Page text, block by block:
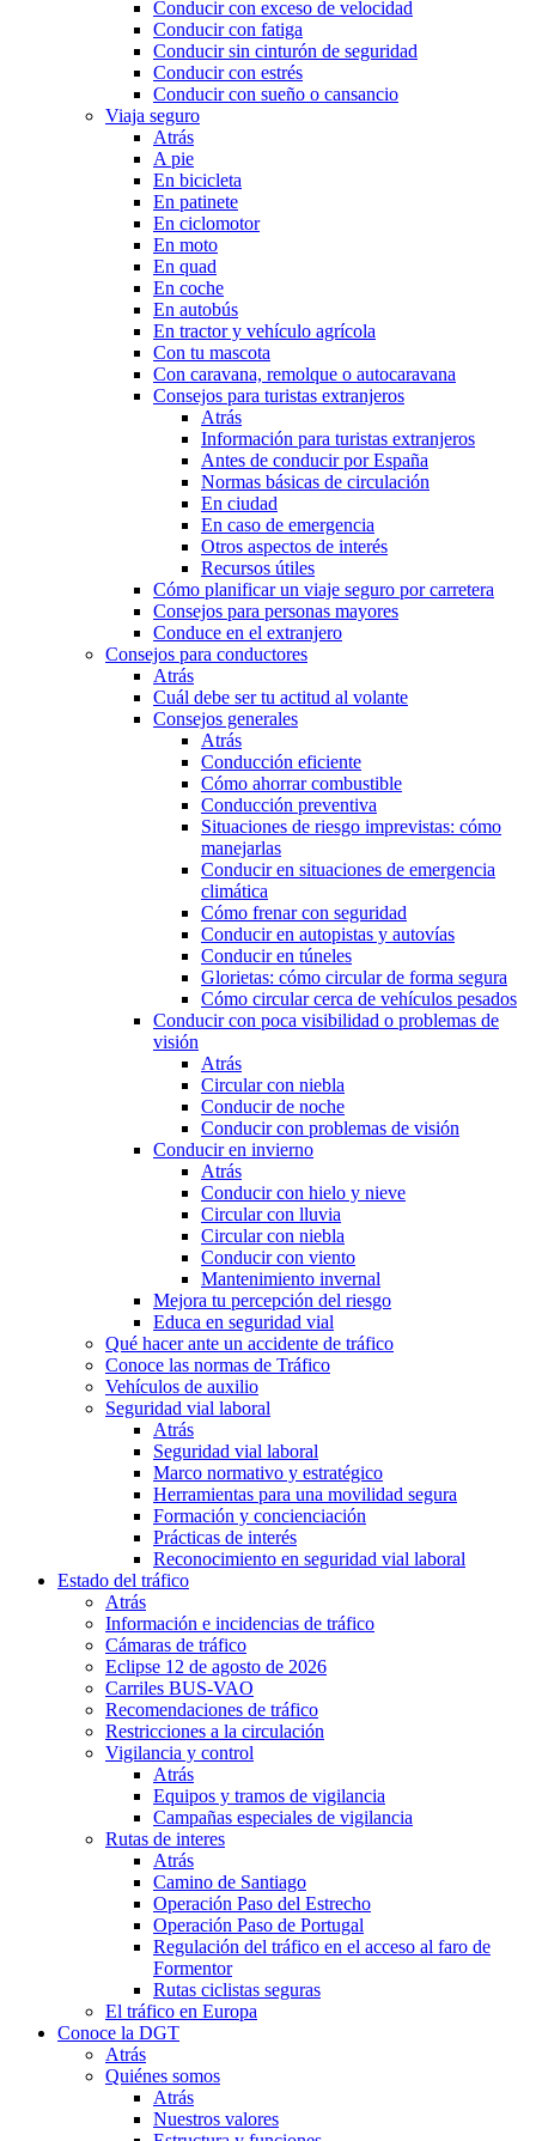
Conducir con exceso de velocidad
Conducir con fatiga
Conducir sin cinturón de seguridad
Conducir con estrés
Conducir con sueño o cansancio
Viaja seguro
Atrás
A pie
En bicicleta
En patinete
En ciclomotor
En moto
En quad
En coche
En autobús
En tractor y vehículo agrícola
Con tu mascota
Con caravana, remolque o autocaravana
Consejos para turistas extranjeros
Atrás
Información para turistas extranjeros
Antes de conducir por España
Normas básicas de circulación
En ciudad
En caso de emergencia
Otros aspectos de interés
Recursos útiles
Cómo planificar un viaje seguro por carretera
Consejos para personas mayores
Conduce en el extranjero
Consejos para conductores
Atrás
Cuál debe ser tu actitud al volante
Consejos generales
Atrás
Conducción eficiente
Cómo ahorrar combustible
Conducción preventiva
Situaciones de riesgo imprevistas: cómo
manejarlas
Conducir en situaciones de emergencia
climática
Cómo frenar con seguridad
Conducir en autopistas y autovías
Conducir en túneles
Glorietas: cómo circular de forma segura
Cómo circular cerca de vehículos pesados
Conducir con poca visibilidad o problemas de
visión
Atrás
Circular con niebla
Conducir de noche
Conducir con problemas de visión
Conducir en invierno
Atrás
Conducir con hielo y nieve
Circular con lluvia
Circular con niebla
Conducir con viento
Mantenimiento invernal
Mejora tu percepción del riesgo
Educa en seguridad vial
Qué hacer ante un accidente de tráfico
Conoce las normas de Tráfico
Vehículos de auxilio
Seguridad vial laboral
Atrás
Seguridad vial laboral
Marco normativo y estratégico
Herramientas para una movilidad segura
Formación y concienciación
Prácticas de interés
Reconocimiento en seguridad vial laboral
Estado del tráfico
Atrás
Información e incidencias de tráfico
Cámaras de tráfico
Eclipse 12 de agosto de 2026
Carriles BUS-VAO
Recomendaciones de tráfico
Restricciones a la circulación
Vigilancia y control
Atrás
Equipos y tramos de vigilancia
Campañas especiales de vigilancia
Rutas de interes
Atrás
Camino de Santiago
Operación Paso del Estrecho
Operación Paso de Portugal
Regulación del tráfico en el acceso al faro de
Formentor
Rutas ciclistas seguras
El tráfico en Europa
Conoce la DGT
Atrás
Quiénes somos
Atrás
Nuestros valores